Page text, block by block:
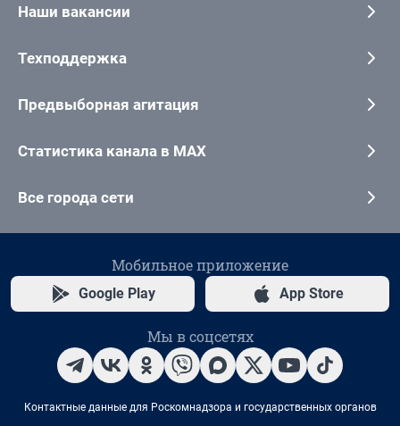
Наши вакансии
Техподдержка
Предвыборная агитация
Статистика канала в MAX
Все города сети
Мобильное приложение
Google Play App Store
Мы в соцсетях
Контактные данные для Роскомнадзора и государственных органов